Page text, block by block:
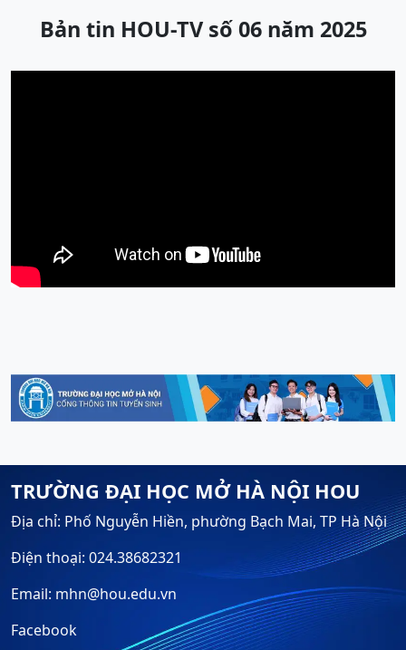
Bản tin HOU-TV số 06 năm 2025
TRƯỜNG ĐẠI HỌC MỞ HÀ NỘI HOU
Địa chỉ: Phố Nguyễn Hiền, phường Bạch Mai, TP Hà Nội
Điện thoại: 024.38682321
Email: mhn@hou.edu.vn
Facebook